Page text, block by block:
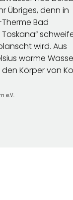
Übriges, denn in
Bad
wird. Aus
warme
Körper von
e.V.